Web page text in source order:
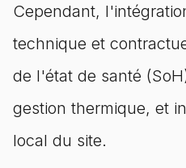
Cependant,
technique et
de l'état de santé
gestion thermique, et
local du site.